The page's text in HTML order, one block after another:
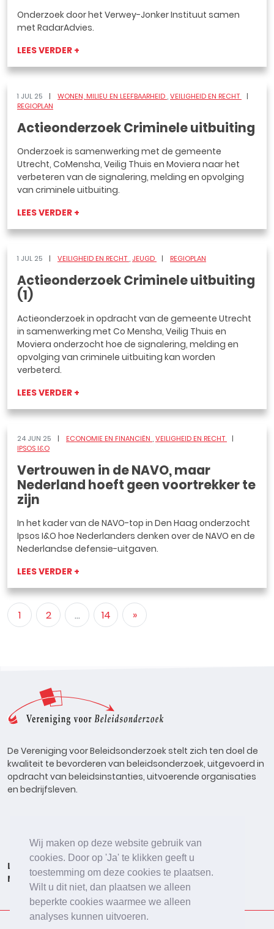
Wij maken op deze website gebruik van
cookies. Door op 'Ja' te klikken geeft u
toestemming om deze cookies te plaatsen.
Wilt u dit niet, dan plaatsen we alleen
beperkte cookies waarmee we alleen
analyses kunnen uitvoeren.
Onderzoek door het Verwey-Jonker Instituut samen
met RadarAdvies.
LEES VERDER +
1 JUL 25 WONEN, MILIEU EN LEEFBAARHEID VEILIGHEID EN RECHT
REGIOPLAN
Actieonderzoek Criminele uitbuiting
Onderzoek is samenwerking met de gemeente
Utrecht, CoMensha, Veilig Thuis en Moviera naar het
verbeteren van de signalering, melding en opvolging
van criminele uitbuiting.
LEES VERDER +
1 JUL 25 VEILIGHEID EN RECHT JEUGD REGIOPLAN
Actieonderzoek Criminele uitbuiting
(1)
Actieonderzoek in opdracht van de gemeente Utrecht
in samenwerking met Co Mensha, Veilig Thuis en
Moviera onderzocht hoe de signalering, melding en
opvolging van criminele uitbuiting kan worden
verbeterd.
LEES VERDER +
24 JUN 25 ECONOMIE EN FINANCIËN VEILIGHEID EN RECHT
IPSOS I&O
Vertrouwen in de NAVO, maar
Nederland hoeft geen voortrekker te
zijn
In het kader van de NAVO-top in Den Haag onderzocht
Ipsos I&O hoe Nederlanders denken over de NAVO en de
Nederlandse defensie-uitgaven.
LEES VERDER +
1 2 ... 14 »
De Vereniging voor Beleidsonderzoek stelt zich ten doel de
kwaliteit te bevorderen van beleidsonderzoek, uitgevoerd in
opdracht van beleidsinstanties, uitvoerende organisaties
en bedrijfsleven.
Lid worden Onderzoeken Agenda
Vacatures
Meldpunt Beleidsonderzoek Online